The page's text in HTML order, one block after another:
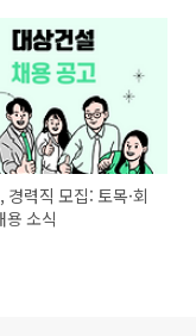
학사학위) 학력지수
가능
경력직 모집: 토목·회
용 소식